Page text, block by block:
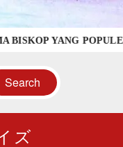
YANG POPULER DI
ズ